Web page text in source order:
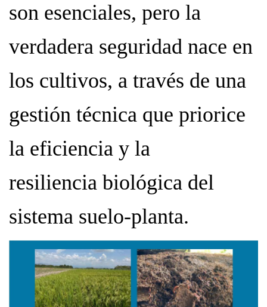
son esenciales, pero la
verdadera seguridad nace en
los cultivos, a través de una
gestión técnica que priorice
la eficiencia y la
resiliencia biológica del
sistema suelo-planta.